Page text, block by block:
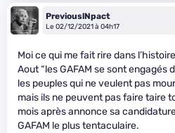
PreviouslNpact
Le 02/12/2021 à 04h17
Moi ce qui me fait rire dans
Aout “les GAFAM se sont
les peuples qui ne veulent pas
mais ils ne peuvent pas faire taire
mois après annonce sa
GAFAM le plus tentaculaire.